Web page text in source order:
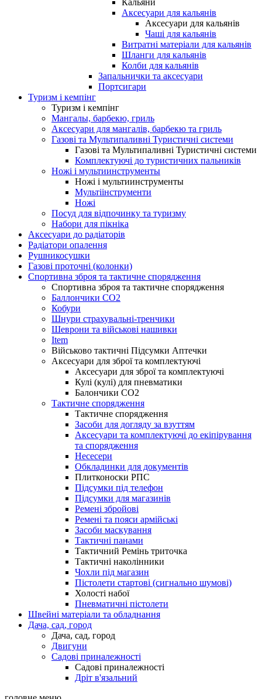
Кальяни
Аксесуари для кальянів
Аксесуари для кальянів
Чаші для кальянів
Витратні матеріали для кальянів
Шланги для кальянів
Колби для кальянів
Запальнички та аксесуари
Портсигари
Туризм і кемпінг
Туризм і кемпінг
Мангалы, барбекю, гриль
Аксесуари для мангалів, барбекю та гриль
Газові та Мультипаливні Туристичні системи
Газові та Мультипаливні Туристичні системи
Комплектуючі до туристичних пальників
Ножі і мультиинструменты
Ножі і мультиинструменты
Мультіінструменти
Ножі
Посуд для відпочинку та туризму
Набори для пікніка
Аксесуари до радіаторів
Радіатори опалення
Рушникосушки
Газові проточні (колонки)
Спортивна зброя та тактичне спорядження
Спортивна зброя та тактичне спорядження
Баллончики CO2
Кобури
Шнури страхувальні-тренчики
Шеврони та військові нашивки
Item
Військово тактичні Підсумки Аптечки
Аксесуари для зброї та комплектуючі
Аксесуари для зброї та комплектуючі
Кулі (кулі) для пневматики
Балончики CO2
Тактичне спорядження
Тактичне спорядження
Засоби для догляду за взуттям
Аксесуари та комплектуючі до екіпірування
та спорядження
Несесери
Обкладинки для документів
Плитконоски РПС
Підсумки під телефон
Підсумки для магазинів
Ремені збройові
Ремені та пояси армійські
Засоби маскування
Тактичні панами
Тактичний Ремінь триточка
Тактичні наколінники
Чохли під магазин
Пістолети стартові (сигнально шумові)
Холості набої
Пневматичні пістолети
Швейні матеріали та обладнання
Дача, сад, город
Дача, сад, город
Двигуни
Садові приналежності
Садові приналежності
Дріт в'язальний